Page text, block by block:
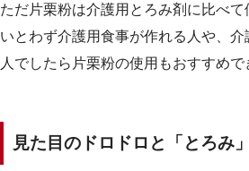
ただ片栗粉は介護用とろみ剤に比べ
いとわず介護用食事が作れる人や、
人でしたら片栗粉の使用もおすすめで
見た目のドロドロと「とろみ